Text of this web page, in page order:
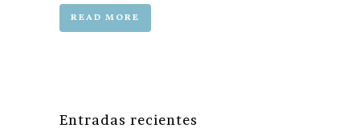
READ MORE
Entradas recientes